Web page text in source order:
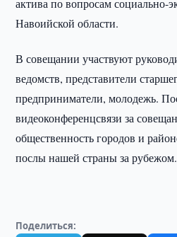
актива по вопросам социально-
Навоийской области.
В совещании участвуют
ведомств, представители
предприниматели, молодежь.
видеоконференцсвязи за
общественность городов и
послы нашей страны за рубежом.
Поделиться: